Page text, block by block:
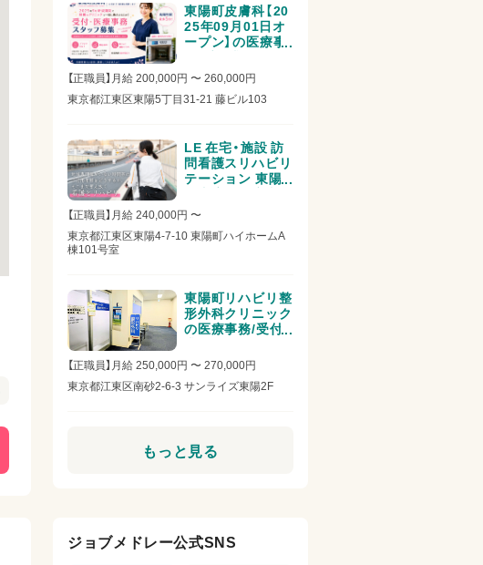
東陽町皮膚科【20
25年09月01日オ
ープン】の医療事
務/受付求人
【正職員】月給 200,000円 〜 260,000円
東京都江東区東陽5丁目31‐21 藤ビル103
LE 在宅・施設 訪
問看護スリハビリ
テーション 東陽
町支店の医療事
務/受付求人
【正職員】月給 240,000円 〜
東京都江東区東陽4-7-10 東陽町ハイホームA
棟101号室
東陽町リハビリ整
形外科クリニック
の医療事務/受付
【正職員】月給 250,000円 〜 270,000円
東京都江東区南砂2-6-3 サンライズ東陽2F
もっと見る
ジョブメドレー公式SNS